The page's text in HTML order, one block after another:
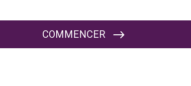
COMMENCER